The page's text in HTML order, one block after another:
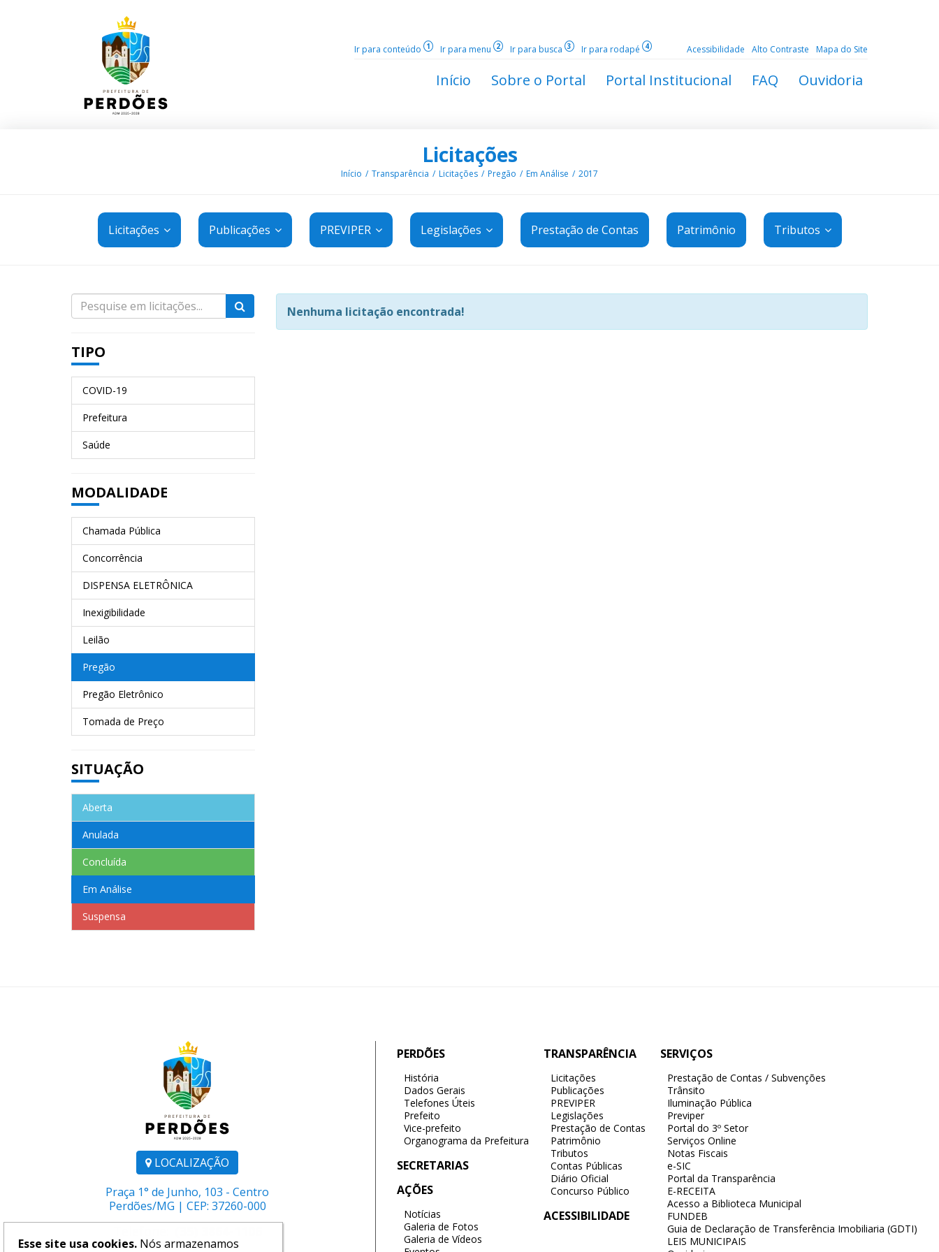
Ir para conteúdo 1 Ir para menu 2 Ir para busca 3 Ir para rodapé 4 Acessibilidade Alto Contraste Mapa do Site
Início Sobre o Portal Portal Institucional FAQ Ouvidoria
Licitações
Início Transparência Licitações Pregão Em Análise 2017
Licitações Publicações PREVIPER Legislações Prestação de Contas Patrimônio Tributos
TIPO
COVID-19
Prefeitura
Saúde
MODALIDADE
Chamada Pública
Concorrência
DISPENSA ELETRÔNICA
Inexigibilidade
Leilão
Pregão
Pregão Eletrônico
Tomada de Preço
SITUAÇÃO
Aberta
Anulada
Concluída
Em Análise
Suspensa
Nenhuma licitação encontrada!
LOCALIZAÇÃO
Praça 1° de Junho, 103 - Centro
Perdões/MG | CEP: 37260-000
PERDÕES
História
Dados Gerais
Telefones Úteis
Prefeito
Vice-prefeito
Organograma da Prefeitura
SECRETARIAS
AÇÕES
Notícias
Galeria de Fotos
Galeria de Vídeos
TRANSPARÊNCIA
Licitações
Publicações
PREVIPER
Legislações
Prestação de Contas
Patrimônio
Tributos
Contas Públicas
Diário Oficial
Concurso Público
ACESSIBILIDADE
SERVIÇOS
Prestação de Contas / Subvenções
Trânsito
Iluminação Pública
Previper
Portal do 3º Setor
Serviços Online
Notas Fiscais
e-SIC
Portal da Transparência
E-RECEITA
Acesso a Biblioteca Municipal
FUNDEB
Guia de Declaração de Transferência Imobiliaria (GDTI)
LEIS MUNICIPAIS
Esse site usa cookies. Nós armazenamos